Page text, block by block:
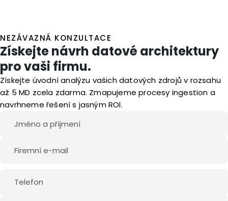
NEZÁVAZNÁ KONZULTACE
Získejte návrh datové architektury
pro vaši firmu.
Získejte úvodní analýzu vašich datových zdrojů v rozsahu
až 5 MD zcela zdarma. Zmapujeme procesy ingestion a
navrhneme řešení s jasným ROI.